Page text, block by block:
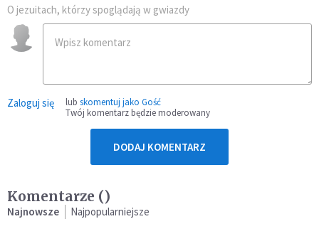
O jezuitach, którzy spoglądają w gwiazdy
Zaloguj się lub skomentuj jako Gość
Twój komentarz będzie moderowany
DODAJ KOMENTARZ
Komentarze ()
Najnowsze Najpopularniejsze